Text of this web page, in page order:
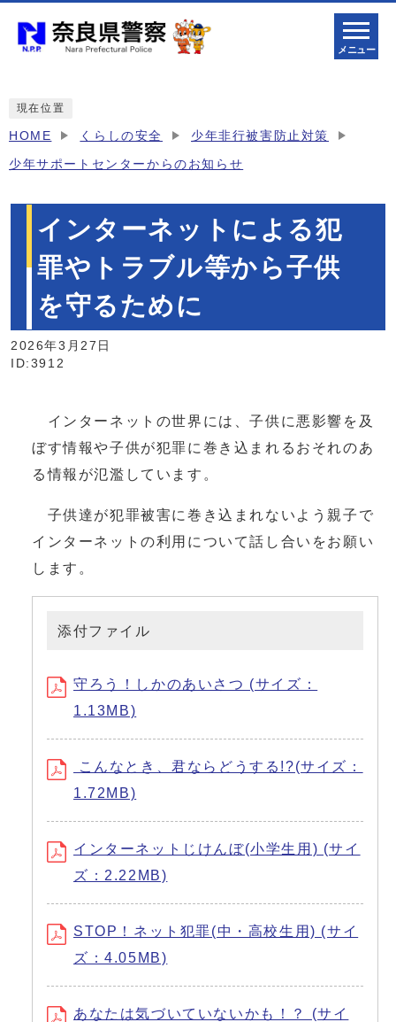
メニュー
現在位置
HOME くらしの安全 少年非行被害防止対策
少年サポートセンターからのお知らせ
インターネットによる犯
罪やトラブル等から子供
を守るために
2026年3月27日
ID:3912
インターネットの世界には、子供に悪影響を及
ぼす情報や子供が犯罪に巻き込まれるおそれのあ
る情報が氾濫しています。
子供達が犯罪被害に巻き込まれないよう親子で
インターネットの利用について話し合いをお願い
します。
添付ファイル
守ろう！しかのあいさつ (サイズ：
1.13MB)
こんなとき、君ならどうする!?(サイズ：
1.72MB)
インターネットじけんぼ(小学生用) (サイ
ズ：2.22MB)
STOP！ネット犯罪(中・高校生用) (サイ
ズ：4.05MB)
あなたは気づいていないかも！？ (サイ